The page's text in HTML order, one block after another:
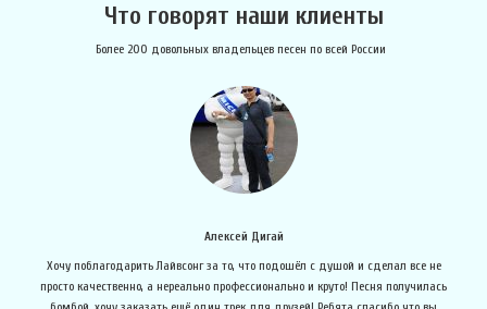
Что говорят наши клиенты
Более 200 довольных владельцев песен по всей России
Алексей Дигай
Хочу поблагодарить Лайвсонг за то, что подошёл с душой и сделал все не
просто качественно, а нереально профессионально и круто! Песня получилась